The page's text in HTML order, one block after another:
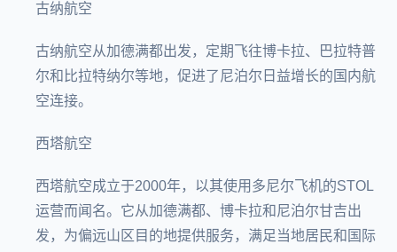
古纳航空
古纳航空从加德满都出发，定期飞往博卡拉、巴拉特普
尔和比拉特纳尔等地，促进了尼泊尔日益增长的国内航
空连接。
西塔航空
西塔航空成立于2000年，以其使用多尼尔飞机的STOL
运营而闻名。它从加德满都、博卡拉和尼泊尔甘吉出
发，为偏远山区目的地提供服务，满足当地居民和国际